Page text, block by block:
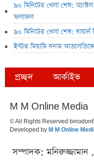
৯০ মিনিটের খেলা শেষ:
ফলাফল
৯০ মিনিটের খেলা শেষ:
ইন্টার মিয়ামি বনাম
প্রচ্ছদ আর্কাইভ
M M Online Media
© All Rights Reserved
Developed by M M Online
সম্পাদক: মনিরুজ্জামান